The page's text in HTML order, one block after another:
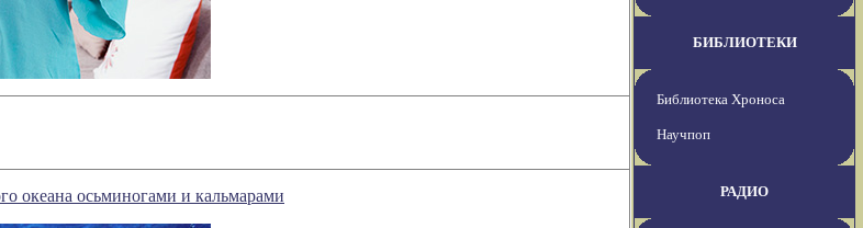
океана осьминогами и кальмарами
БИБЛИОТЕКИ
Библиотека Хроноса
Научпоп
РАДИО